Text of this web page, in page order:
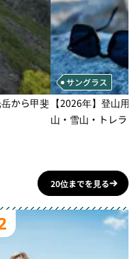
から甲斐
サングラス
【2026年】登山
山・雪山・トレラ
20位までを見る